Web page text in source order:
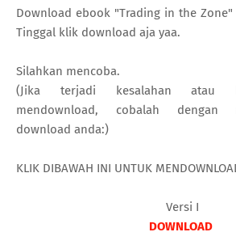
Download ebook "Trading in the
Tinggal klik download aja yaa.
Silahkan mencoba.
(Jika terjadi kesalahan atau
mendownload, cobalah dengan
download anda:)
KLIK DIBAWAH INI UNTUK
Versi I
DOWNLOAD